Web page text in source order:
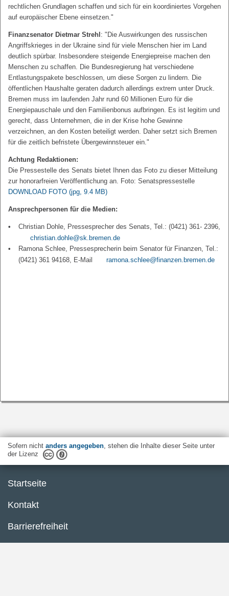
rechtlichen Grundlagen schaffen und sich für ein koordiniertes Vorgehen
auf europäischer Ebene einsetzen."
Finanzsenator Dietmar Strehl: "Die Auswirkungen des russischen
Angriffskrieges in der Ukraine sind für viele Menschen hier im Land
deutlich spürbar. Insbesondere steigende Energiepreise machen den
Menschen zu schaffen. Die Bundesregierung hat verschiedene
Entlastungspakete beschlossen, um diese Sorgen zu lindern. Die
öffentlichen Haushalte geraten dadurch allerdings extrem unter Druck.
Bremen muss im laufenden Jahr rund 60 Millionen Euro für die
Energiepauschale und den Familienbonus aufbringen. Es ist legitim und
gerecht, dass Unternehmen, die in der Krise hohe Gewinne
verzeichnen, an den Kosten beteiligt werden. Daher setzt sich Bremen
für die zeitlich befristete Übergewinnsteuer ein."
Achtung Redaktionen:
Die Pressestelle des Senats bietet Ihnen das Foto zu dieser Mitteilung
zur honorarfreien Veröffentlichung an. Foto: Senatspressestelle
DOWNLOAD FOTO (jpg, 9.4 MB)
Ansprechpersonen für die Medien:
Christian Dohle, Pressesprecher des Senats, Tel.: (0421) 361- 2396,
christian.dohle@sk.bremen.de
Ramona Schlee, Pressesprecherin beim Senator für Finanzen, Tel.:
(0421) 361 94168, E-Mail
ramona.schlee@finanzen.bremen.de
Sofern nicht anders angegeben, stehen die Inhalte dieser Seite unter
der Lizenz
Startseite
Kontakt
Barrierefreiheit